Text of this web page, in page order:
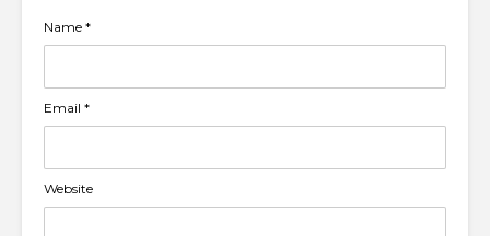
Name *
Email *
Website